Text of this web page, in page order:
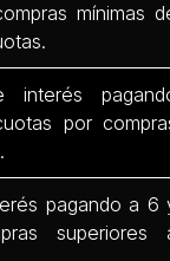
mínimas
interés
por
pagando a 6
superiores